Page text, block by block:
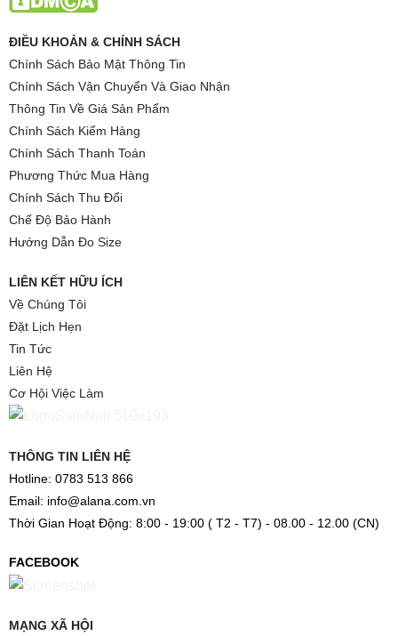
ĐIỀU KHOẢN & CHÍNH SÁCH
Chính Sách Bảo Mật Thông Tin
Chính Sách Vận Chuyển Và Giao Nhận
Thông Tin Về Giá Sản Phẩm
Chính Sách Kiểm Hàng
Chính Sách Thanh Toán
Phương Thức Mua Hàng
Chính Sách Thu Đổi
Chế Độ Bảo Hành
Hướng Dẫn Đo Size
LIÊN KẾT HỮU ÍCH
Về Chúng Tôi
Đặt Lịch Hẹn
Tin Tức
Liên Hệ
Cơ Hội Việc Làm
THÔNG TIN LIÊN HỆ
Hotline: 0783 513 866
Email: info@alana.com.vn
Thời Gian Hoạt Động: 8:00 - 19:00 ( T2 - T7) - 08.00 - 12.00 (CN)
FACEBOOK
MẠNG XÃ HỘI